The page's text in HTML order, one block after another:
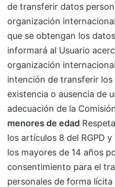
de transferir datos
organización
que se obtengan los
informará al Usuario
organización
intención de transferir los
existencia o ausencia de
adecuación de la
menores de edad
los artículos 8 del RGPD y
los mayores de 14 años
consentimiento para el
personales de forma